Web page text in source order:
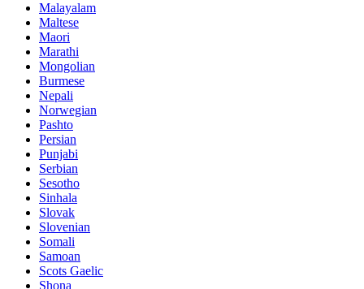
Malayalam
Maltese
Maori
Marathi
Mongolian
Burmese
Nepali
Norwegian
Pashto
Persian
Punjabi
Serbian
Sesotho
Sinhala
Slovak
Slovenian
Somali
Samoan
Scots Gaelic
Shona